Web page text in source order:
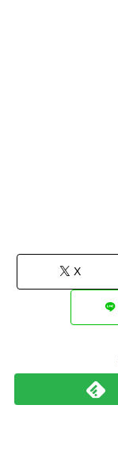
X